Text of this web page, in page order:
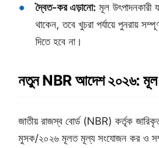
দ্বৈত-কর এড়ানো: মূল উৎপাদনকারী
থাকেন, তবে খুচরা পর্যায়ে পুনরায়
দিতে হবে না।
নতুন NBR আদেশ ২০২৬: মূল
জাতীয় রাজস্ব বোর্ড (NBR) কর্তৃক
মুসক/২০২৬ মূলত মূল্য সংযোজন কর ও